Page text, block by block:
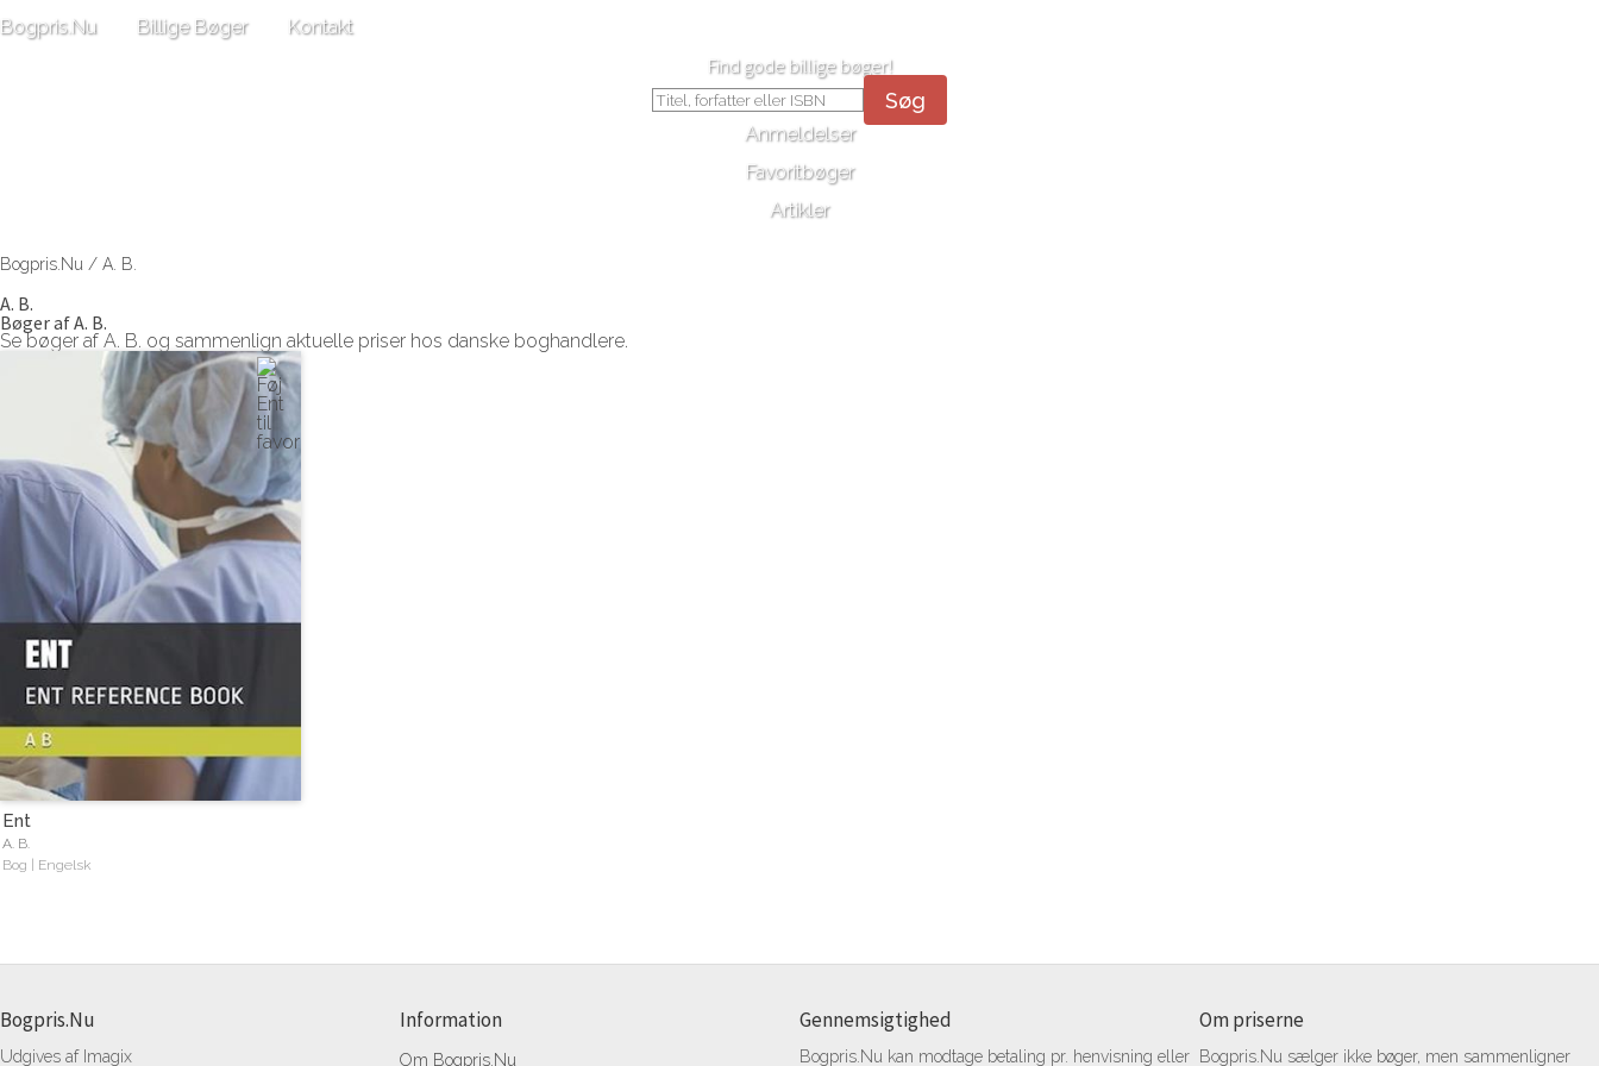
Bogpris.Nu Billige Bøger Kontakt
Find gode billige bøger!
Søg
Anmeldelser
Favoritbøger
Artikler
Bogpris.Nu / A. B.
A. B.
Bøger af A. B.
Se bøger af A. B. og sammenlign aktuelle priser hos danske boghandlere.
Se Ent af A. B.
Ent
A. B.
Bog | Engelsk
Bogpris.Nu
Udgives af Imagix
Information
Om Bogpris.Nu
Gennemsigtighed
Bogpris.Nu kan modtage betaling pr. henvisning eller
Om priserne
Bogpris.Nu sælger ikke bøger, men sammenligner